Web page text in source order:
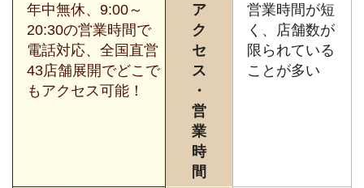
年中無休、9:00～
20:30の営業時間で
電話対応、全国直営
43店舗展開でどこで
もアクセス可能！
ア
ク
セ
ス
・
営
業
時
間
営業時間が短
く、店舗数が
限られている
ことが多い